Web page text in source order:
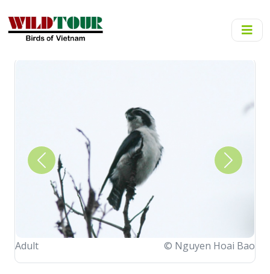
Adult © Nguyen Hoai Bao
Previous Next